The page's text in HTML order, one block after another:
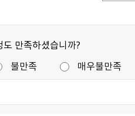
만족하셨습니까?
불만족 매우불만족